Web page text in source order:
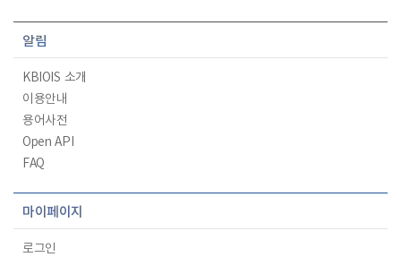
알림
KBIOIS 소개
이용안내
용어사전
Open API
FAQ
마이페이지
로그인